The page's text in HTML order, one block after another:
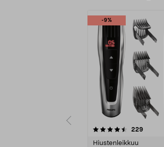
-9%
229
Hiustenleikkuu
4.0 viidestä